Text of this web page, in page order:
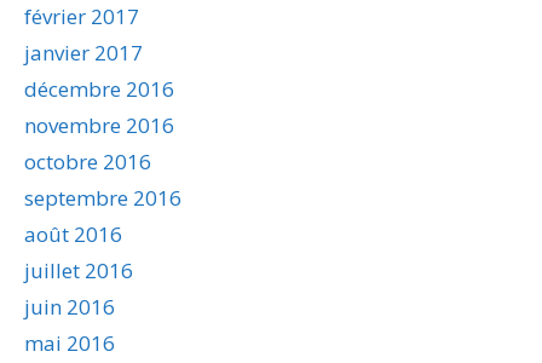
février 2017
janvier 2017
décembre 2016
novembre 2016
octobre 2016
septembre 2016
août 2016
juillet 2016
juin 2016
mai 2016